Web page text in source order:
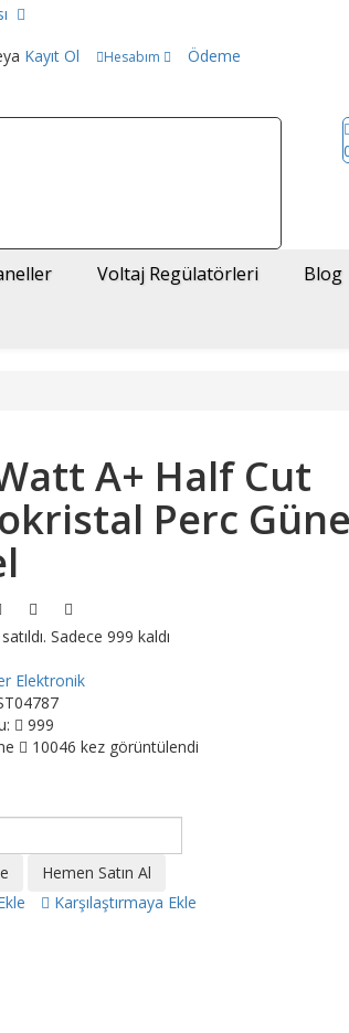
Kayıt Ol Hesabım Ödeme
Voltaj Regülatörleri Blog
A+ Half Cut
Perc
Sadece 999 kaldı
Elektronik
999
10046 kez görüntülendi
Karşılaştırmaya Ekle